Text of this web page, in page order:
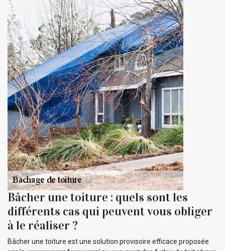
Bâcher une toiture : quels sont les
différents cas qui peuvent vous obliger
à le réaliser ?
Bâcher une toiture est une solution provisoire efficace proposée